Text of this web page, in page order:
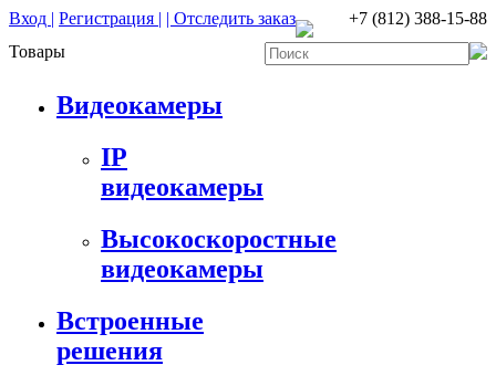
Вход | Регистрация | | Отследить заказ
+7 (812) 388-15-88
Товары
Видеокамеры
IP
видеокамеры
Высокоскоростные
видеокамеры
Встроенные
решения